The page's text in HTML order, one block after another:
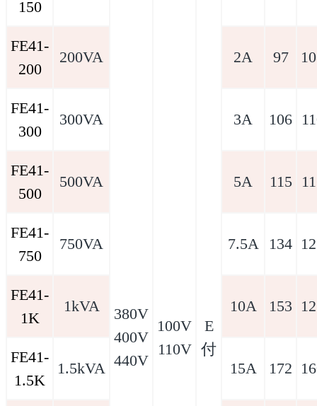
380V
400V
440V
100V
110V
E
付
150
FE41-
200
200VA 2A 97
FE41-
300
300VA 3A 106
FE41-
500
500VA 5A 115
FE41-
750
750VA 7.5A 134
FE41-
1K
1kVA 10A 153
FE41-
1.5K
1.5kVA 15A 172